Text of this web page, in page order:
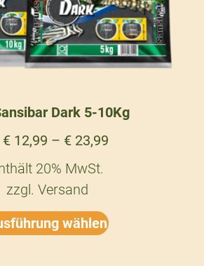
Dark 5-10Kg
€ 12,99 – € 23,99
20% MwSt.
zzgl. Versand
wählen